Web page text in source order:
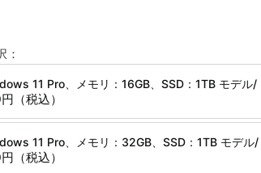
：
11 Pro、メモリ：16GB、SSD：1TB モデル/
（税込）
11 Pro、メモリ：32GB、SSD：1TB モデル/
（税込）